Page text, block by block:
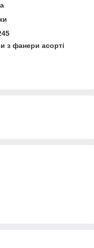
з фанери асорті